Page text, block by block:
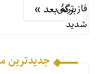
برگهٔ بعد »
جدیدترین